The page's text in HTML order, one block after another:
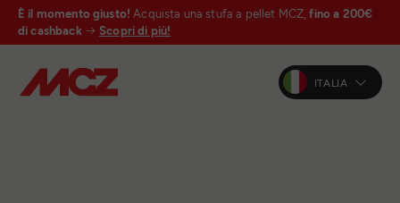
È il momento giusto! Acquista una stufa a pellet MCZ, fino a 200€
di cashback
Scopri di più!
ITALIA